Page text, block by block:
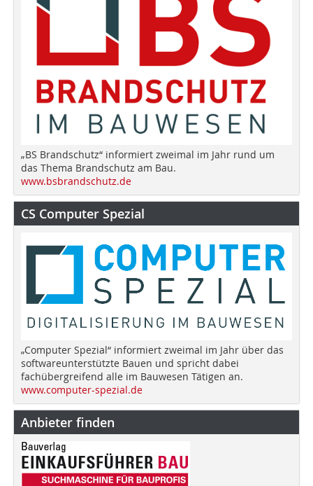
„BS Brandschutz“ informiert zweimal im Jahr rund um
das Thema Brandschutz am Bau.
www.bsbrandschutz.de
CS Computer Spezial
„Computer Spezial“ informiert zweimal im Jahr über das
softwareunterstützte Bauen und spricht dabei
fachübergreifend alle im Bauwesen Tätigen an.
www.computer-spezial.de
Anbieter finden